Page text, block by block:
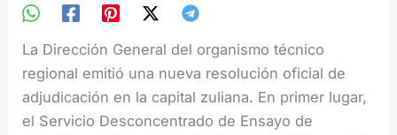
La Dirección General del organismo técnico
regional emitió una nueva resolución oficial de
adjudicación en la capital zuliana. En primer lugar,
el Servicio Desconcentrado de Ensayo de